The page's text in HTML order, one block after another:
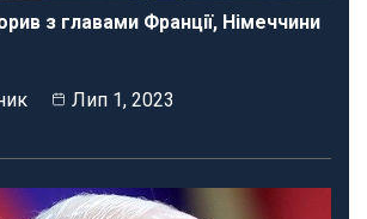
з главами Франції, Німеччини
Лип 1, 2023